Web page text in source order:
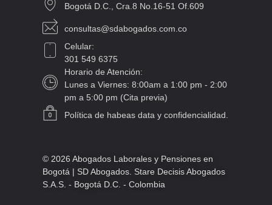
Bogotá D.C., Cra.8 No.16-51 Of.609
consultas@sdabogados.com.co
Celular:
301 549 6375
Horario de Atención:
Lunes a Viernes: 8:00am a 1:00 pm - 2:00
pm a 5:00 pm (Cita previa)
Política de habeas data y confidencialidad.
© 2026 Abogados Laborales y Pensiones en
Bogotá | SD Abogados. Stare Decisis Abogados
S.A.S. - Bogotá D.C. - Colombia